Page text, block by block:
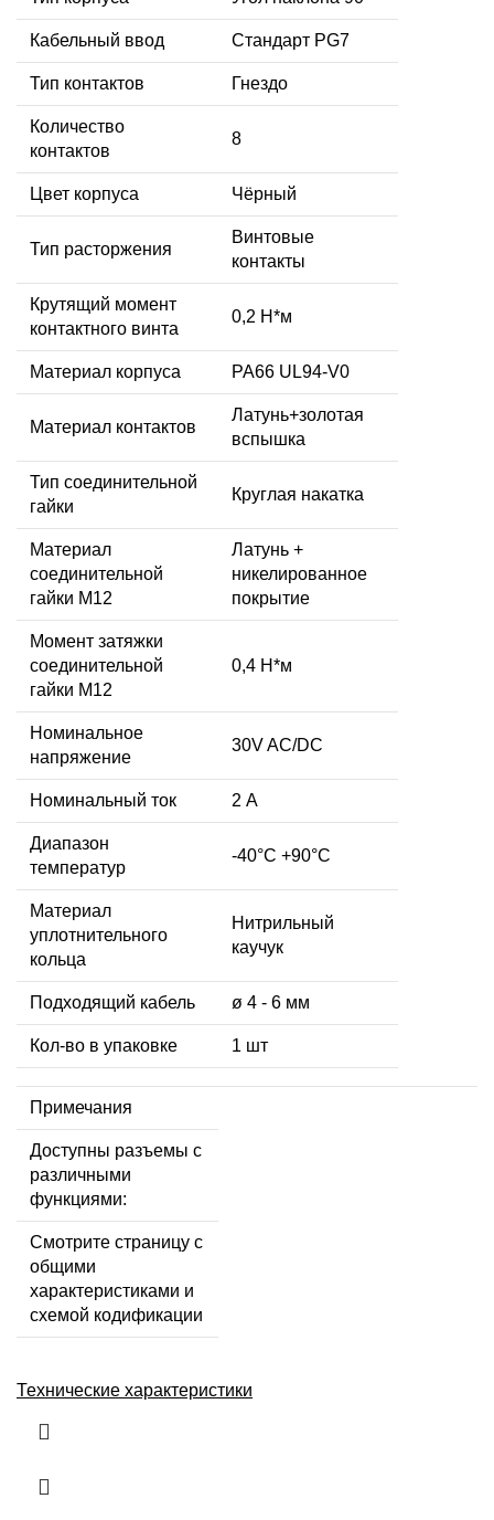
Кабельный ввод Стандарт PG7
Тип контактов Гнездо
Количество
контактов
8
Цвет корпуса Чёрный
Тип расторжения
Винтовые
контакты
Крутящий момент
контактного винта
0,2 Н*м
Материал корпуса PA66 UL94-V0
Материал контактов
Латунь+золотая
вспышка
Тип соединительной
гайки
Круглая накатка
Материал
соединительной
гайки M12
Латунь +
никелированное
покрытие
Момент затяжки
соединительной
гайки M12
0,4 Н*м
Номинальное
напряжение
30V AC/DC
Номинальный ток 2 А
Диапазон
температур
-40°C +90°C
Материал
уплотнительного
кольца
Нитрильный
каучук
Подходящий кабель ø 4 - 6 мм
Кол-во в упаковке 1 шт
Примечания
Доступны разъемы с
различными
функциями:
Смотрите страницу с
общими
характеристиками и
схемой кодификации
Технические характеристики